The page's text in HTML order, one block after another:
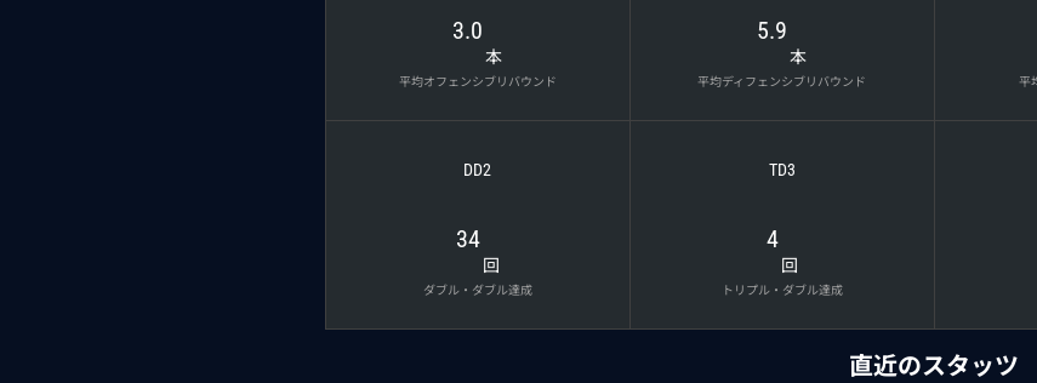
3.0
本
平均オフェンシブリバウンド
5.9
本
平均ディフェンシブリバウンド 平
DD2
34
回
ダブル・ダブル達成
TD3
4
回
トリプル・ダブル達成
直近のスタッツ